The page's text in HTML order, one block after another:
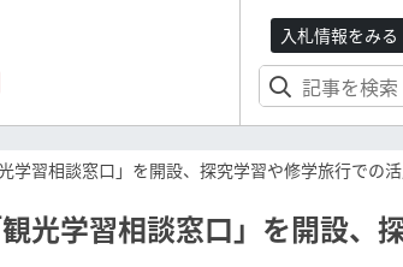
入札情報をみる
学習相談窓口」を開設、探究学習や修学旅行での
光学習相談窓口」を開設、